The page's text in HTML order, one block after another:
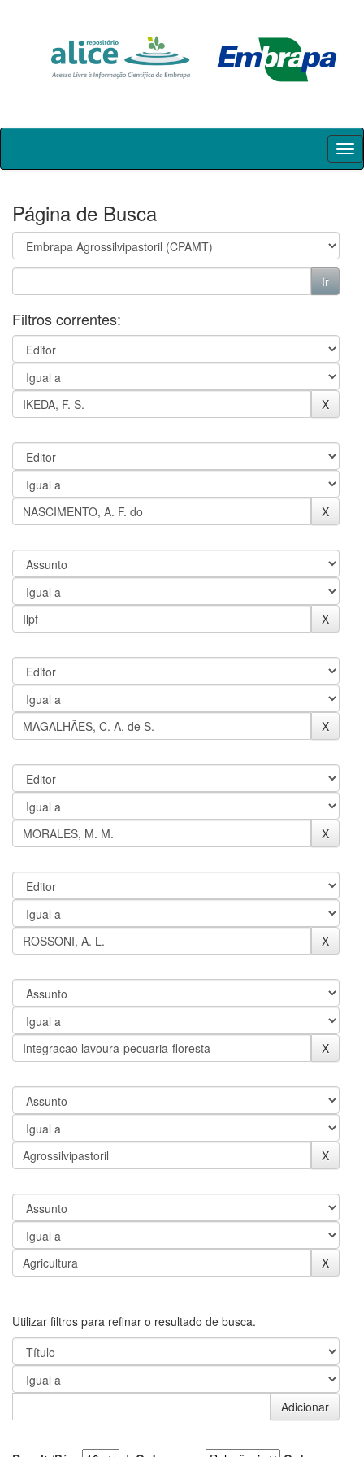
Skip
Página de Busca
Filtros correntes:
Utilizar filtros para refinar o resultado de busca.